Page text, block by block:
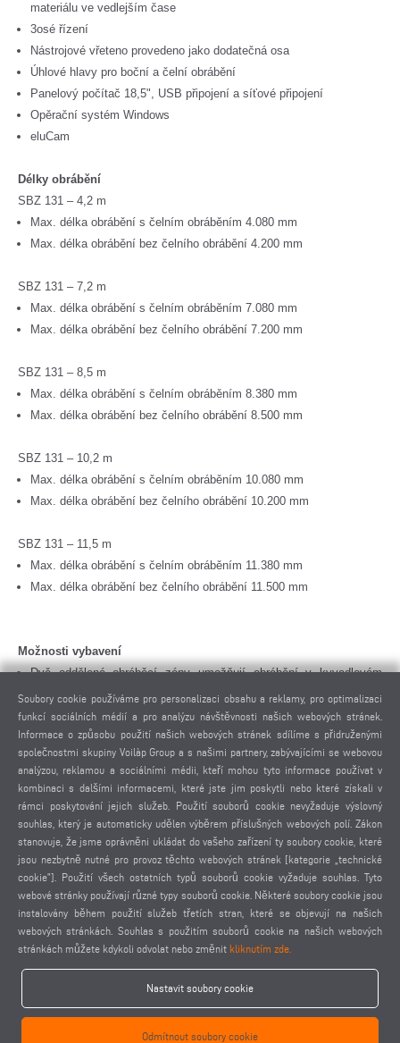
materiálu ve vedlejším čase
3osé řízení
Nástrojové vřeteno provedeno jako dodatečná osa
Úhlové hlavy pro boční a čelní obrábění
Panelový počítač 18,5", USB připojení a síťové připojení
Opěrační systém Windows
eluCam
Délky obrábění
SBZ 131 – 4,2 m
Max. délka obrábění s čelním obráběním 4.080 mm
Max. délka obrábění bez čelního obrábění 4.200 mm
SBZ 131 – 7,2 m
Max. délka obrábění s čelním obráběním 7.080 mm
Max. délka obrábění bez čelního obrábění 7.200 mm
SBZ 131 – 8,5 m
Max. délka obrábění s čelním obráběním 8.380 mm
Max. délka obrábění bez čelního obrábění 8.500 mm
SBZ 131 – 10,2 m
Max. délka obrábění s čelním obráběním 10.080 mm
Max. délka obrábění bez čelního obrábění 10.200 mm
SBZ 131 – 11,5 m
Max. délka obrábění s čelním obráběním 11.380 mm
Max. délka obrábění bez čelního obrábění 11.500 mm
Možnosti vybavení
Dvě oddělené obráběcí zóny umožňují obrábění v kyvadlovém
provozu. Ochrana oblasti probíhá pro maximální bezpečnost navíc
pomocí laserového skeneru na straně obsluhy.
Taktovací provoz se zvláštním upínacím zařízením a výstupním
pásem
Automatické měření délek
Úhlové frézovací hlavy
Rychloběžná vřetena
Pomaluběžná vřetena
Hlava pily
Upínky pro obrábění dvou tyčí současně
Skener čárových kódů
Držáky nástrojů
Kleštiny
Upínací kleště
eluCad (kancelářský softwarový balíček pro optimální řízení výroby)
Soubory cookie používáme pro personalizaci obsahu a reklamy, pro optimalizaci
funkcí sociálních médií a pro analýzu návštěvnosti našich webových stránek.
Informace o způsobu použití našich webových stránek sdílíme s přidruženými
společnostmi skupiny Voilàp Group a s našimi partnery, zabývajícími se webovou
analýzou, reklamou a sociálními médii, kteří mohou tyto informace používat v
kombinaci s dalšími informacemi, které jste jim poskytli nebo které získali v
rámci poskytování jejich služeb. Použití souborů cookie nevyžaduje výslovný
souhlas, který je automaticky udělen výběrem příslušných webových polí. Zákon
stanovuje, že jsme oprávněni ukládat do vašeho zařízení ty soubory cookie, které
jsou nezbytně nutné pro provoz těchto webových stránek [kategorie „technické
cookie”]. Použití všech ostatních typů souborů cookie vyžaduje souhlas. Tyto
webové stránky používají různé typy souborů cookie. Některé soubory cookie jsou
instalovány během použití služeb třetích stran, které se objevují na našich
webových stránkách. Souhlas s použitím souborů cookie na našich webových
stránkách můžete kdykoli odvolat nebo změnit kliknutím zde.
Nastavit soubory cookie
Odmítnout soubory cookie